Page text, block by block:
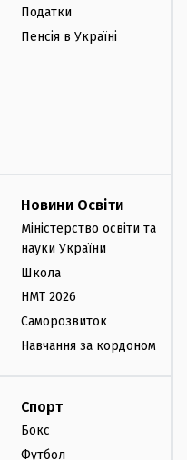
Податки
Пенсія в Україні
Новини Освіти
Міністерство освіти та
науки України
Школа
НМТ 2026
Саморозвиток
Навчання за кордоном
Спорт
Бокс
Футбол